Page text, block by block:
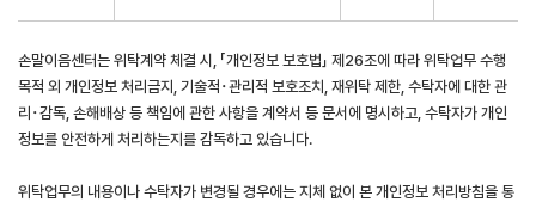
손말이음센터는 위탁계약 체결 시, 「개인정보 보호법」 제26조에 따라 위탁업무 수행
목적 외 개인정보 처리금지, 기술적･관리적 보호조치, 재위탁 제한, 수탁자에 대한 관
리･감독, 손해배상 등 책임에 관한 사항을 계약서 등 문서에 명시하고, 수탁자가 개인
정보를 안전하게 처리하는지를 감독하고 있습니다.
위탁업무의 내용이나 수탁자가 변경될 경우에는 지체 없이 본 개인정보 처리방침을 통